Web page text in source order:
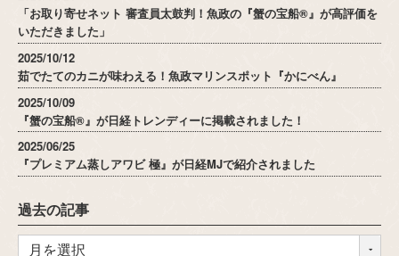
「お取り寄せネット 審査員太鼓判！魚政の『蟹の宝船®』が高評価を
いただきました」
2025/10/12
茹でたてのカニが味わえる！魚政マリンスポット『かにべん』
2025/10/09
『蟹の宝船®』が日経トレンディーに掲載されました！
2025/06/25
『プレミアム蒸しアワビ 極』が日経MJで紹介されました
過去の記事